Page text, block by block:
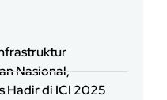
Nasional,
Hadir di ICI 2025